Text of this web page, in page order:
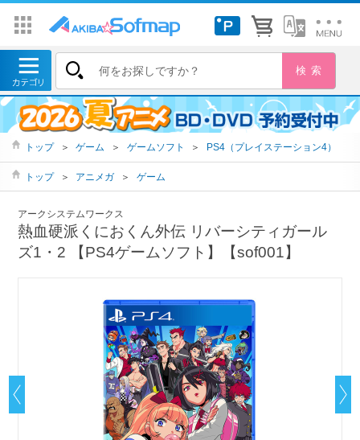
トップ ＞ ゲーム ＞ ゲームソフト ＞ PS4（プレイステーション4）
トップ ＞ アニメガ ＞ ゲーム
アークシステムワークス
熱血硬派くにおくん外伝 リバーシティガール
ズ1・2 【PS4ゲームソフト】【sof001】